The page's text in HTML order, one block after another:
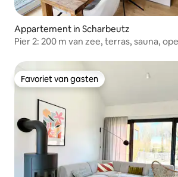
Appartement in Scharbeutz
Pier 2: 200 m van zee, terras, sauna,
Favoriet van gasten
Favoriet van gasten